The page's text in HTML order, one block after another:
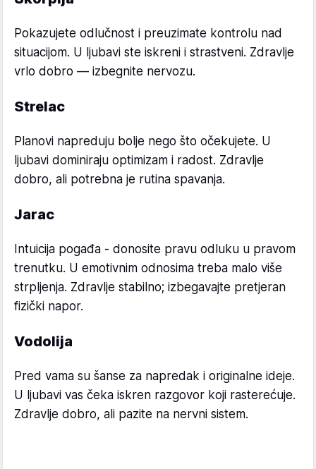
Pokazujete odlučnost i preuzimate kontrolu nad
situacijom. U ljubavi ste iskreni i strastveni. Zdravlje
vrlo dobro — izbegnite nervozu.
Strelac
Planovi napreduju bolje nego što očekujete. U
ljubavi dominiraju optimizam i radost. Zdravlje
dobro, ali potrebna je rutina spavanja.
Jarac
Intuicija pogađa - donosite pravu odluku u pravom
trenutku. U emotivnim odnosima treba malo više
strpljenja. Zdravlje stabilno; izbegavajte pretjeran
fizički napor.
Vodolija
Pred vama su šanse za napredak i originalne ideje.
U ljubavi vas čeka iskren razgovor koji rasterećuje.
Zdravlje dobro, ali pazite na nervni sistem.